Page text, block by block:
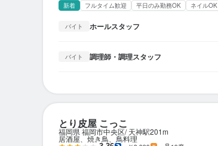
新着 フルタイム歓迎 平日のみ勤務OK ネイルOK
バイト ホールスタッフ
バイト 調理師・調理スタッフ
とり皮屋 こっこ
福岡県 福岡市中央区 天神駅201m
居酒屋、焼き鳥、鳥料理